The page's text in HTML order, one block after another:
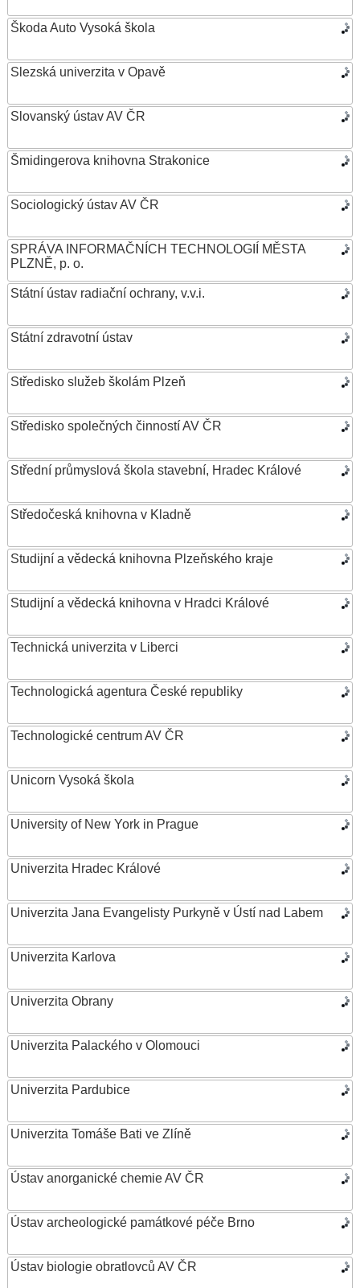
Škoda Auto Vysoká škola
Slezská univerzita v Opavě
Slovanský ústav AV ČR
Šmidingerova knihovna Strakonice
Sociologický ústav AV ČR
SPRÁVA INFORMAČNÍCH TECHNOLOGIÍ MĚSTA
PLZNĚ, p. o.
Státní ústav radiační ochrany, v.v.i.
Státní zdravotní ústav
Středisko služeb školám Plzeň
Středisko společných činností AV ČR
Střední průmyslová škola stavební, Hradec Králové
Středočeská knihovna v Kladně
Studijní a vědecká knihovna Plzeňského kraje
Studijní a vědecká knihovna v Hradci Králové
Technická univerzita v Liberci
Technologická agentura České republiky
Technologické centrum AV ČR
Unicorn Vysoká škola
University of New York in Prague
Univerzita Hradec Králové
Univerzita Jana Evangelisty Purkyně v Ústí nad Labem
Univerzita Karlova
Univerzita Obrany
Univerzita Palackého v Olomouci
Univerzita Pardubice
Univerzita Tomáše Bati ve Zlíně
Ústav anorganické chemie AV ČR
Ústav archeologické památkové péče Brno
Ústav biologie obratlovců AV ČR